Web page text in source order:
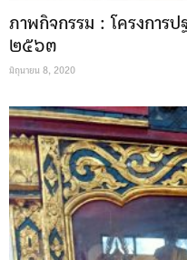
ภาพกิจกรรม : โครงการ
๒๕๖๓
มิถุนายน 8, 2020